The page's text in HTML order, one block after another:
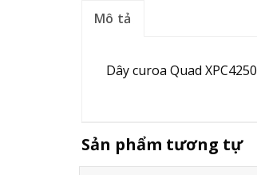
Mô tả
Dây curoa Quad XPC4250
Sản phẩm tương tự